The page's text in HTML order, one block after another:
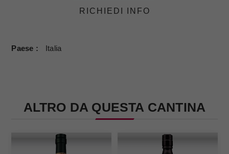
RICHIEDI INFO
Paese Italia
ALTRO DA QUESTA CANTINA